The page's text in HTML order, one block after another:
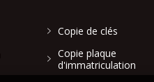
Copie de clés
Copie plaque
d'immatriculation